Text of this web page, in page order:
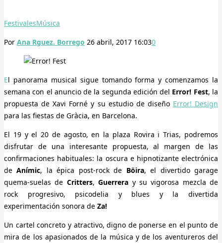
FestivalesMúsica
Por Ana Rguez. Borrego 26 abril, 2017 16:030
El panorama musical sigue tomando forma y comenzamos la
semana con el anuncio de la segunda edición del Error! Fest, la
propuesta de Xavi Forné y su estudio de diseño Error! Design
para las fiestas de Gràcia, en Barcelona.
El 19 y el 20 de agosto, en la plaza Rovira i Trias, podremos
disfrutar de una interesante propuesta, al margen de las
confirmaciones habituales: la oscura e hipnotizante electrónica
deAnímic, la épica post-rock de Böira, el divertido garage
quema-suelas de Critters,Guerrera y su vigorosa mezcla de
rock progresivo, psicodelia y blues y la divertida
experimentación sonora de Za!
Un cartel concreto y atractivo, digno de ponerse en el punto de
mira de los apasionados de la música y de los aventureros del